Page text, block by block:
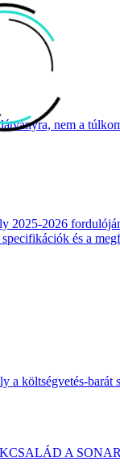
nem a
2026
és a
barát
A